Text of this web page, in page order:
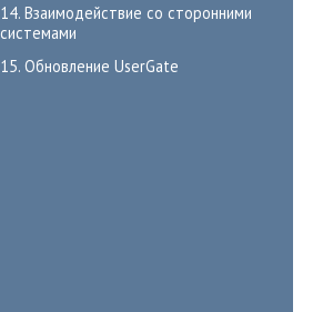
14. Взаимодействие со сторонними
системами
15. Обновление UserGate